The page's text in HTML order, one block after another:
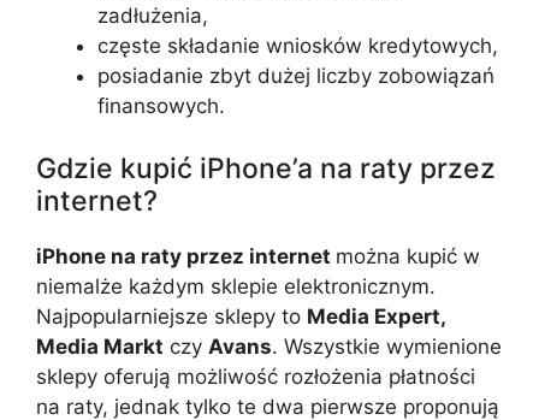
zadłużenia,
częste składanie wniosków kredytowych,
posiadanie zbyt dużej liczby zobowiązań
finansowych.
Gdzie kupić iPhone’a na raty przez
internet?
iPhone na raty przez internet można kupić w
niemalże każdym sklepie elektronicznym.
Najpopularniejsze sklepy to Media Expert,
Media Markt czy Avans. Wszystkie wymienione
sklepy oferują możliwość rozłożenia płatności
na raty, jednak tylko te dwa pierwsze proponują